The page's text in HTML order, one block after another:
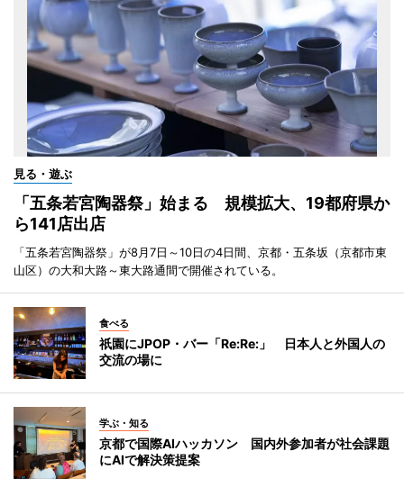
見る・遊ぶ
「五条若宮陶器祭」始まる 規模拡大、19都府県か
ら141店出店
「五条若宮陶器祭」が8月7日～10日の4日間、京都・五条坂（京都市東
山区）の大和大路～東大路通間で開催されている。
食べる
祇園にJPOP・バー「Re:Re:」 日本人と外国人の
交流の場に
学ぶ・知る
京都で国際AIハッカソン 国内外参加者が社会課題
にAIで解決策提案